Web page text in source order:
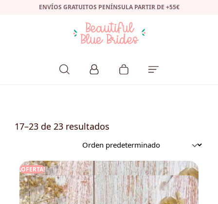
ENVÍOS GRATUITOS PENÍNSULA PARTIR DE +55€
17–23 de 23 resultados
¡OFERTA!